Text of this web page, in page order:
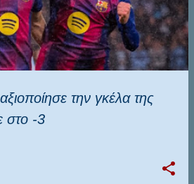
την γκέλα της
στο -3